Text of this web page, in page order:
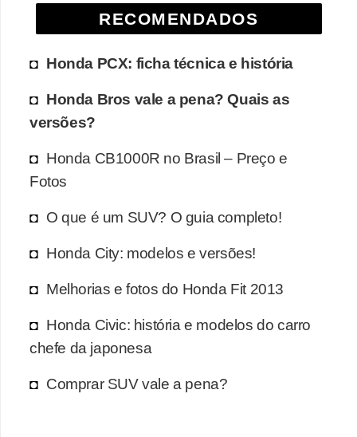
RECOMENDADOS
Honda PCX: ficha técnica e história
Honda Bros vale a pena? Quais as
versões?
Honda CB1000R no Brasil – Preço e
Fotos
O que é um SUV? O guia completo!
Honda City: modelos e versões!
Melhorias e fotos do Honda Fit 2013
Honda Civic: história e modelos do carro
chefe da japonesa
Comprar SUV vale a pena?